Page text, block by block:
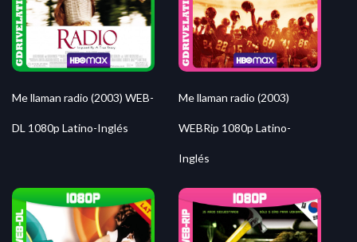
Me llaman radio (2003) WEB-
DL 1080p Latino-Inglés
Me llaman radio (2003)
WEBRip 1080p Latino-
Inglés